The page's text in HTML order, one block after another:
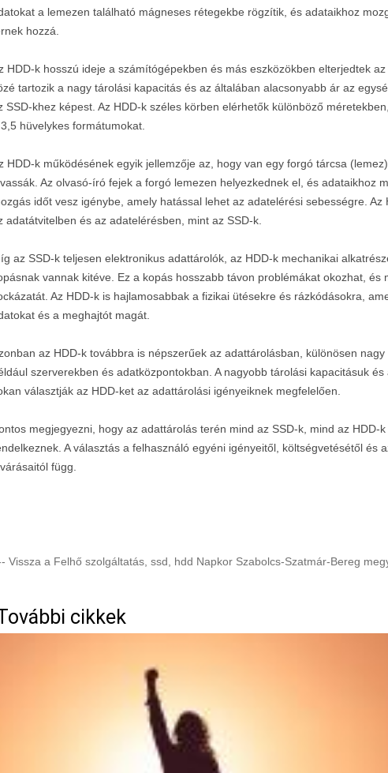
a lemezen található mágneses rétegekbe rögzítik, és adataikhoz
hozzá.
HDD-k hosszú ideje a számítógépekben és más eszközökben elterjedtek
tartozik a nagy tárolási kapacitás és az általában alacsonyabb ár az
SSD-khez képest. Az HDD-k széles körben elérhetők különböző
hüvelykes formátumokat.
HDD-k működésének egyik jellemzője az, hogy van egy forgó tárcsa
Az olvasó-író fejek a forgó lemezen helyezkednek el, és adataikhoz
időt vesz igénybe, amely hatással lehet az adatelérési sebességre. Az
adatátvitelben és az adatelérésben, mint az SSD-k.
az SSD-k teljesen elektronikus adattárolók, az HDD-k mechanikai
vannak kitéve. Ez a kopás hosszabb távon problémákat okozhat, és
Az HDD-k is hajlamosabbak a fizikai ütésekre és rázkódásokra,
és a meghajtót magát.
az HDD-k továbbra is népszerűek az adattárolásban, különösen nagy
szerverekben és adatközpontokban. A nagyobb tárolási kapacitásuk
választják az HDD-ket az adattárolási igényeiknek megfelelően.
megjegyezni, hogy az adattárolás terén mind az SSD-k, mind az HDD-
A választás a felhasználó egyéni igényeitől, költségvetésétől és
függ.
Vissza a Felhő szolgáltatás, ssd, hdd Napkor Szabolcs-Szatmár-Bereg
cikkek